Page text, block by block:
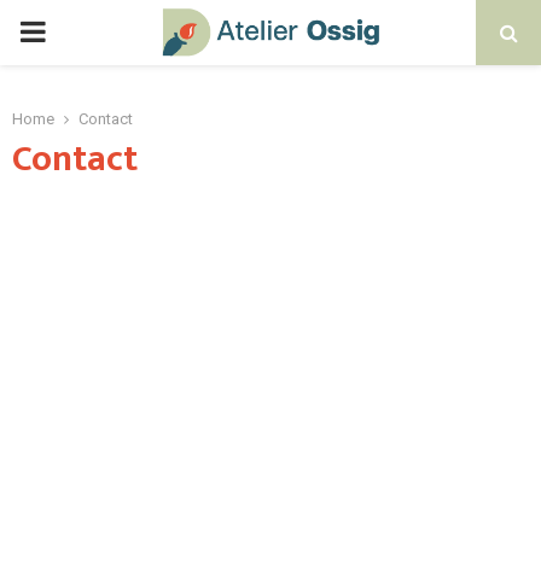
Home Contact
Contact